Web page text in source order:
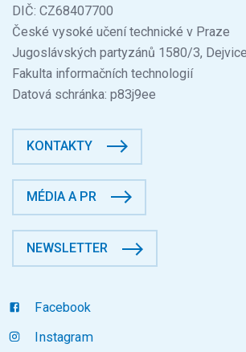
DIČ: CZ68407700
České vysoké učení technické v Praze
Jugoslávských partyzánů 1580/3,
Fakulta informačních technologií
Datová schránka: p83j9ee
KONTAKTY
MÉDIA A PR
NEWSLETTER
Facebook
Instagram